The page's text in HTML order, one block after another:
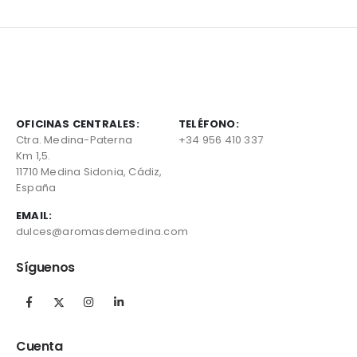
OFICINAS CENTRALES:
Ctra. Medina-Paterna
Km 1,5.
11710 Medina Sidonia, Cádiz,
España
TELÉFONO:
+34 956 410 337
EMAIL:
dulces@aromasdemedina.com
Síguenos
Cuenta